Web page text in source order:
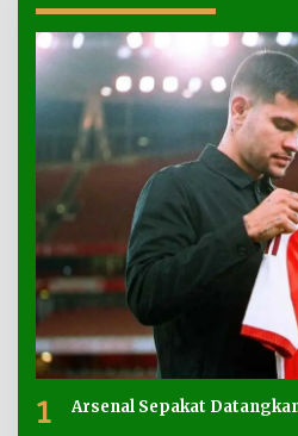
1 Arsenal Sepakat